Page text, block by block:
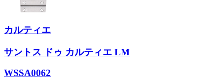
カルティエ
サントス ドゥ カルティエ LM
WSSA0062